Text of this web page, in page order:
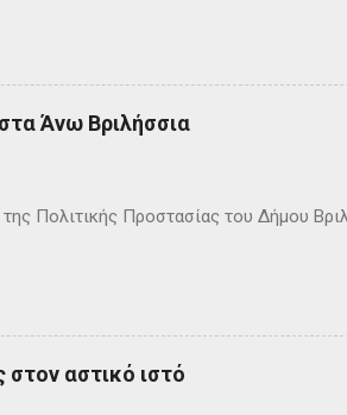
Άνω Βριλήσσια
Πολιτικής Προστασίας του Δήμου
στον αστικό ιστό